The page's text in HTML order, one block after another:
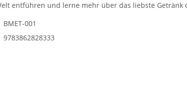
entführen und lerne mehr über das liebste Getränk
BMET-001
9783862828333